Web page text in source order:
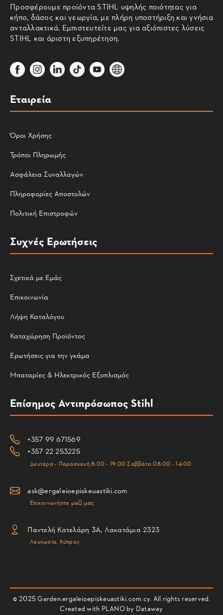
Προσφέρουμε προϊόντα STIHL υψηλής ποιότητας για
κήπο, δάσος και γεωργία, με πλήρη υποστήριξη και γνήσια
ανταλλακτικά. Εμπιστευτείτε μας για αξιόπιστες λύσεις
STIHL και άριστη εξυπηρέτηση.
Εταιρεία
Όροι Χρήσης
Τρόποι Πληρωμής
Ασφάλεια Συναλλαγών
Πληροφορίες Αποστολών
Πολιτική Επιστροφών
Συχνές Ερωτήσεις
Σχετικά με Εμάς
Επικοινωνία
Λήψη Καταλόγου
Καταχώρηση Προϊόντος
Ερωτήσεις για την γκάμα
Μπαταρίες & Ηλεκτρικός Εξοπλισμός
Επίσημος Αντιπρόσωπος Stihl
+357 99 671569
+357 22 253225
Δευτέρα - Παρασκευή 8:00 - 19:00 Σαββάτο 08:00 - 14:00
ask@ergaleioepiskeuastiki.com
Επικοινωνήστε μαζί μας
Παντελή Κατελάρη 3Α, Λακατάμια 2323
Λευκωσία, Κύπρος
© 2025 Garden.ergaleioepiskeuastiki.com.cy. All rights reserved.
Created with PLANO by Dataway